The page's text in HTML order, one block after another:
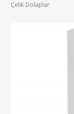
Çelik Dolaplar